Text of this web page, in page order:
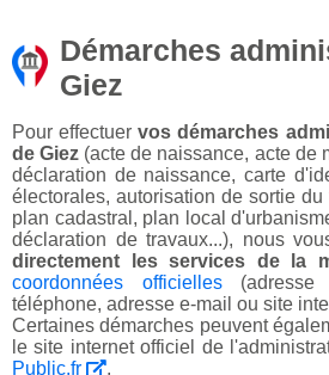
Démarches
Giez
Pour effectuervos démarches
de Giez (acte de naissance, acte de
déclaration de naissance, carte
électorales, autorisation de sortie du
plan cadastral, plan local
déclaration de travaux...), nous
directement les services de la
coordonnées officielles(adresse
téléphone, adresse e-mail ou site
Certaines démarches peuvent
le site internet officiel de
Public.fr
.